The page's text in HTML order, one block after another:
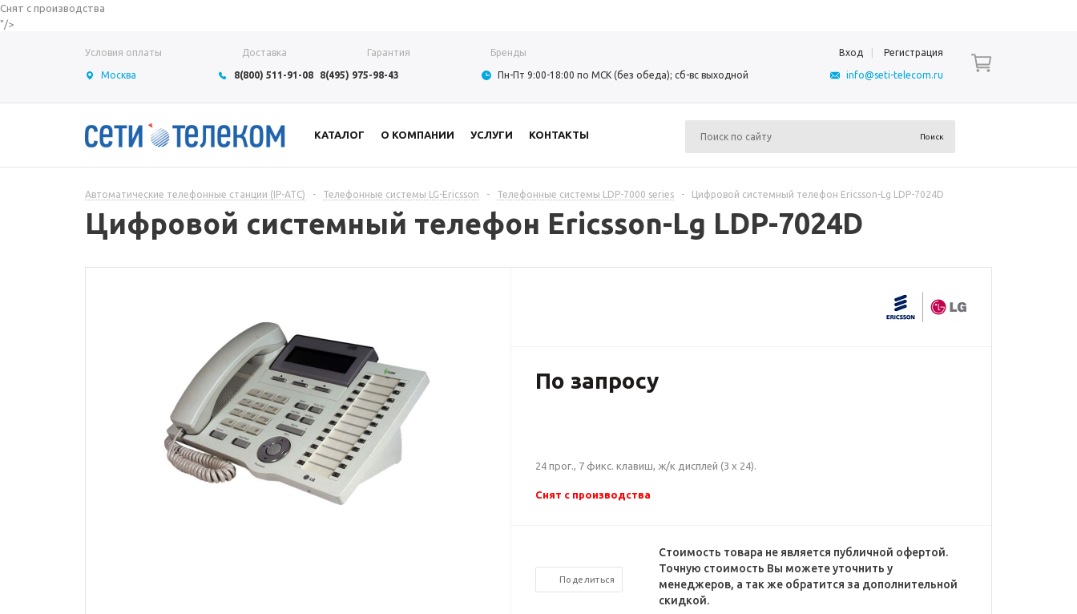
Снят с производства
"/>
Условия оплаты Доставка Гарантия Бренды Вход Регистрация
Москва 8(800) 511-91-08 8(495) 975-98-43 Пн-Пт 9:00-18:00 по МСК (без обеда); сб-вс выходной info@seti-telecom.ru
КАТАЛОГ О КОМПАНИИ УСЛУГИ КОНТАКТЫ
Автоматические телефонные станции (IP-АТС) - Телефонные системы LG-Ericsson - Телефонные системы LDP-7000 series - Цифровой системный телефон Ericsson-Lg LDP-7024D
Цифровой системный телефон Ericsson-Lg LDP-7024D
По запросу
24 прог., 7 фикс. клавиш, ж/к дисплей (3 x 24).
Снят с производства
Поделиться
Стоимость товара не является публичной офертой.
Точную стоимость Вы можете уточнить у
менеджеров, а так же обратится за дополнительной
скидкой.